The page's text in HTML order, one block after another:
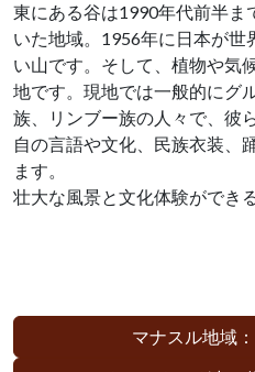
東にある谷は1990年代前半ま
いた地域。1956年に日本が世
い山です。そして、植物や気
地です。現地では一般的にグ
族、リンブー族の人々で、彼
自の言語や文化、民族衣装、
ます。
壮大な風景と文化体験ができ
マナスル地域